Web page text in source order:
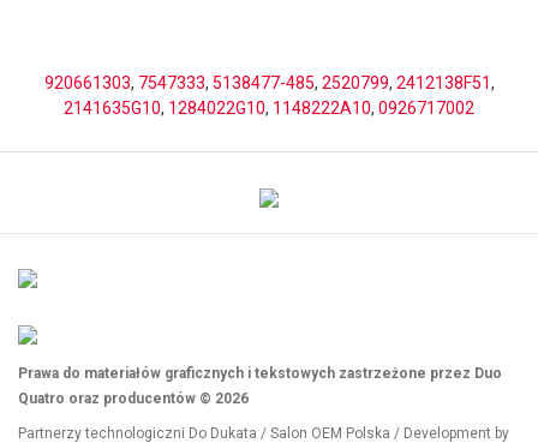
920661303, 7547333, 5138477-485, 2520799, 2412138F51,
2141635G10, 1284022G10, 1148222A10, 0926717002
Prawa do materiałów graficznych i tekstowych zastrzeżone przez Duo
Quatro oraz producentów © 2026
Partnerzy technologiczni Do Dukata / Salon OEM Polska / Development by